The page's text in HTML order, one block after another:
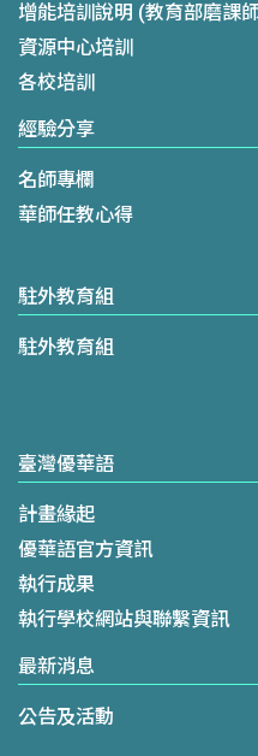
增能培訓說明 (教育部磨課
資源中心培訓
各校培訓
經驗分享
名師專欄
華師任教心得
駐外教育組
駐外教育組
臺灣優華語
計畫緣起
優華語官方資訊
執行成果
執行學校網站與聯繫資訊
最新消息
公告及活動